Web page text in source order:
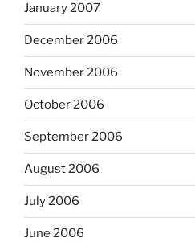
January 2007
December 2006
November 2006
October 2006
September 2006
August 2006
July 2006
June 2006